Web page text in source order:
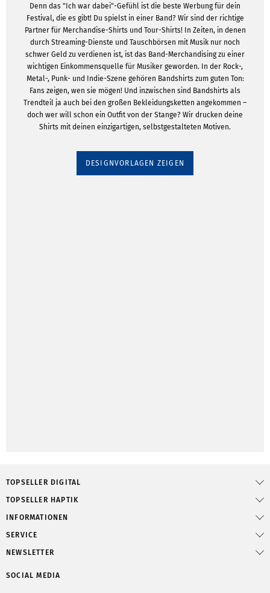
Denn das "Ich war dabei"-Gefühl ist die beste Werbung für dein
Festival, die es gibt! Du spielst in einer Band? Wir sind der richtige
Partner für Merchandise-Shirts und Tour-Shirts! In Zeiten, in denen
durch Streaming-Dienste und Tauschbörsen mit Musik nur noch
schwer Geld zu verdienen ist, ist das Band-Merchandising zu einer
wichtigen Einkommensquelle für Musiker geworden. In der Rock-,
Metal-, Punk- und Indie-Szene gehören Bandshirts zum guten Ton:
Fans zeigen, wen sie mögen! Und inzwischen sind Bandshirts als
Trendteil ja auch bei den großen Bekleidungsketten angekommen –
doch wer will schon ein Outfit von der Stange? Wir drucken deine
Shirts mit deinen einzigartigen, selbstgestalteten Motiven.
DESIGNVORLAGEN ZEIGEN
TOPSELLER DIGITAL
TOPSELLER HAPTIK
INFORMATIONEN
SERVICE
NEWSLETTER
SOCIAL MEDIA